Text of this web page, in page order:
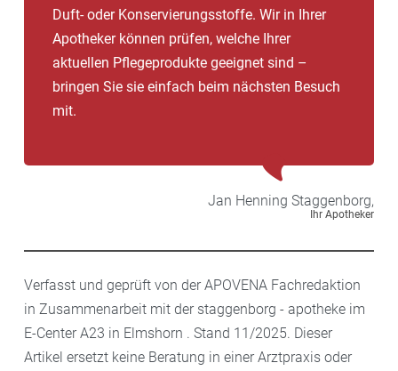
Duft- oder Konservierungsstoffe. Wir in Ihrer
Apotheker können prüfen, welche Ihrer
aktuellen Pflegeprodukte geeignet sind –
bringen Sie sie einfach beim nächsten Besuch
mit.
Jan Henning Staggenborg,
Ihr Apotheker
Verfasst und geprüft von der APOVENA Fachredaktion
in Zusammenarbeit mit der staggenborg - apotheke im
E-Center A23 in Elmshorn . Stand 11/2025. Dieser
Artikel ersetzt keine Beratung in einer Arztpraxis oder